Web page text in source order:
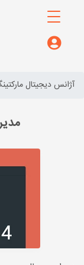
آژانس دیجیتال